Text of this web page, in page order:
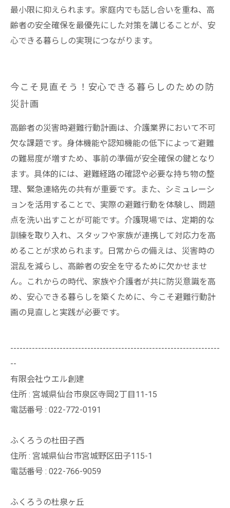
最小限に抑えられます。家庭内でも話し合いを重ね、高
齢者の安全確保を最優先にした対策を講じることが、安
心できる暮らしの実現につながります。
今こそ見直そう！安心できる暮らしのための防
災計画
高齢者の災害時避難行動計画は、介護業界において不可
欠な課題です。身体機能や認知機能の低下によって避難
の難易度が増すため、事前の準備が安全確保の鍵となり
ます。具体的には、避難経路の確認や必要な持ち物の整
理、緊急連絡先の共有が重要です。また、シミュレーシ
ョンを活用することで、実際の避難行動を体験し、問題
点を洗い出すことが可能です。介護現場では、定期的な
訓練を取り入れ、スタッフや家族が連携して対応力を高
めることが求められます。日常からの備えは、災害時の
混乱を減らし、高齢者の安全を守るために欠かせませ
ん。これからの時代、家族や介護者が共に防災意識を高
め、安心できる暮らしを築くために、今こそ避難行動計
画の見直しと実践が必要です。
--------------------------------------------------------------------
--
有限会社ウエル創建
住所 : 宮城県仙台市泉区寺岡2丁目11-15
電話番号 : 022-772-0191
ふくろうの杜田子西
住所 : 宮城県仙台市宮城野区田子115-1
電話番号 : 022-766-9059
ふくろうの杜泉ヶ丘